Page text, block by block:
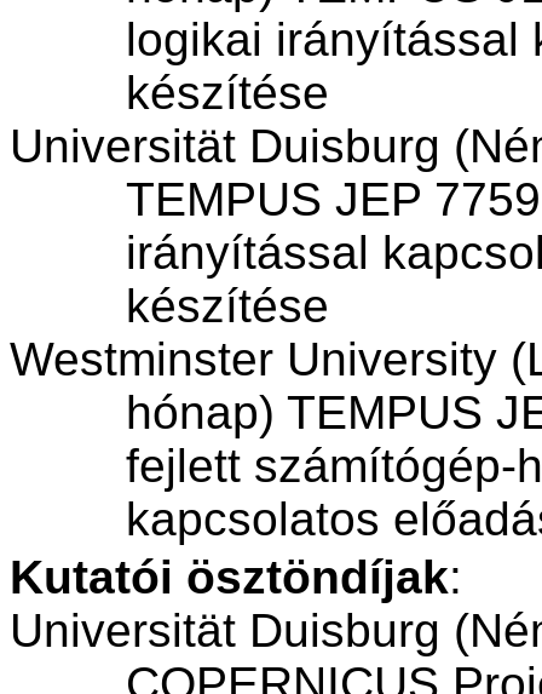
logikai irányítással
készítése
Universität Duisburg
TEMPUS JEP
irányítással
készítése
Westminster University
hónap) TEMPUS
fejlett számítógép-
kapcsolatos
Kutatói ösztöndíjak:
Universität Duisburg